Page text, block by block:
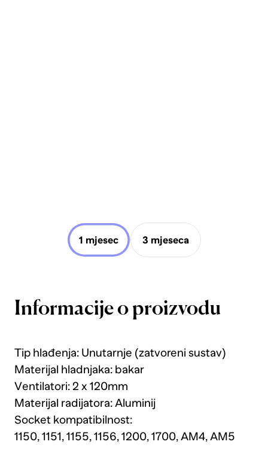
1 mjesec 3 mjeseca
Informacije o proizvodu
Tip hlađenja: Unutarnje (zatvoreni sustav)
Materijal hladnjaka: bakar
Ventilatori: 2 x 120mm
Materijal radijatora: Aluminij
Socket kompatibilnost:
1150, 1151, 1155, 1156, 1200, 1700, AM4, AM5